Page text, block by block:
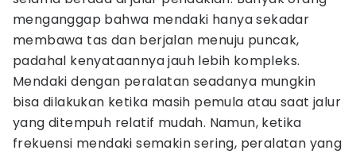
menganggap bahwa mendaki hanya sekadar
membawa tas dan berjalan menuju puncak,
padahal kenyataannya jauh lebih kompleks.
Mendaki dengan peralatan seadanya mungkin
bisa dilakukan ketika masih pemula atau saat jalur
yang ditempuh relatif mudah. Namun, ketika
frekuensi mendaki semakin sering, peralatan yang